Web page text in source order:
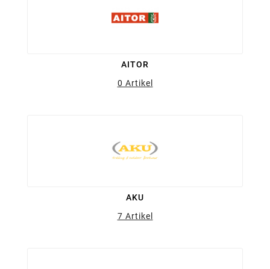
AITOR
0 Artikel
AKU
7 Artikel